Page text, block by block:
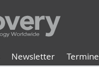
Newsletter Termine